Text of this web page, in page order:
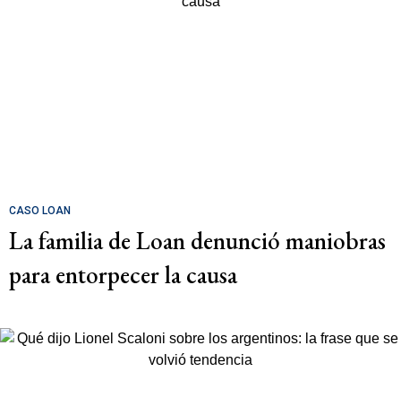
CASO LOAN
La familia de Loan denunció maniobras
para entorpecer la causa